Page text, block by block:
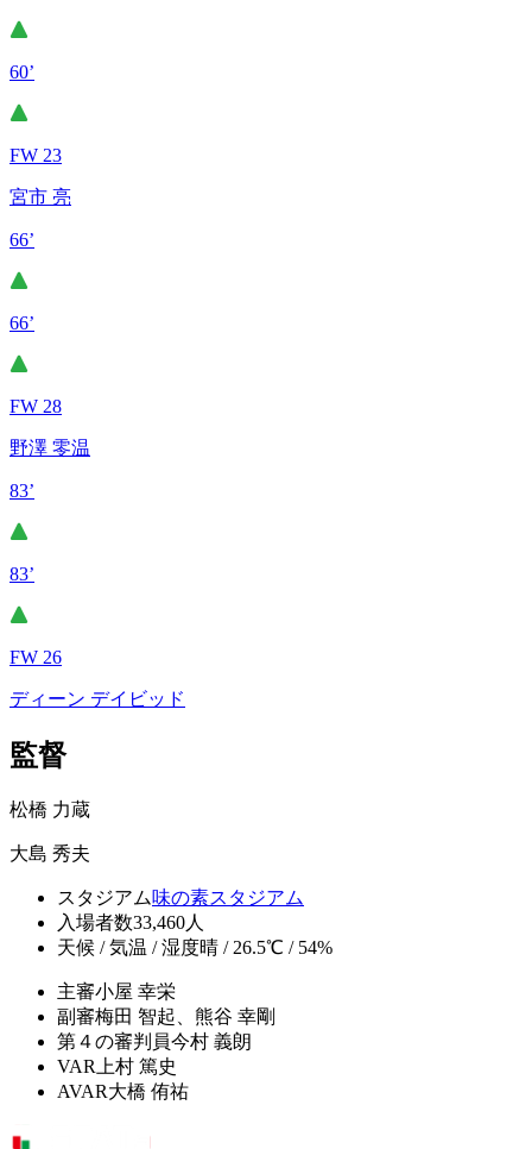
60’
FW 23
宮市 亮
66’
66’
FW 28
野澤 零温
83’
83’
FW 26
ディーン デイビッド
監督
松橋 力蔵
大島 秀夫
スタジアム味の素スタジアム
入場者数33,460人
天候 / 気温 / 湿度晴 / 26.5℃ / 54%
主審小屋 幸栄
副審梅田 智起、熊谷 幸剛
第４の審判員今村 義朗
VAR 上村 篤史
AVAR大橋 侑祐